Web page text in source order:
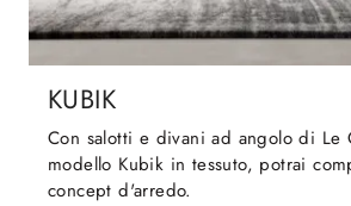
KUBIK
Con salotti e divani ad angolo di Le
modello Kubik in tessuto, potrai
concept d'arredo.